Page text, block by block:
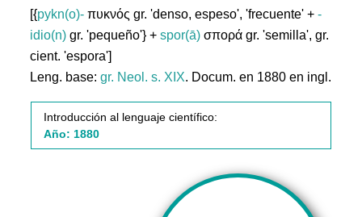
[{pykn(o)- πυκνός gr. 'denso, espeso', 'frecuente' +-
idio(n) gr. 'pequeño'} +spor(ā) σπoρά gr. 'semilla', gr.
cient. 'espora']
Leng. base:gr. Neol. s. XIX. Docum. en 1880 en ingl.
Introducción al lenguaje científico:
Año: 1880